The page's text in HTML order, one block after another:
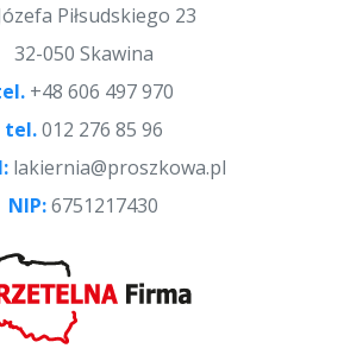
Piłsudskiego 23
32-050 Skawina
+48 606 497 970
tel. 012 276 85 96
lakiernia@proszkowa.pl
NIP:6751217430